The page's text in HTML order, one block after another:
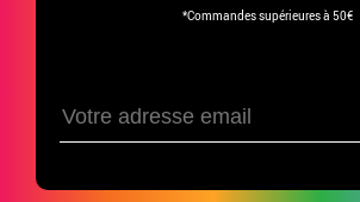
*Commandes supérieures à 50€